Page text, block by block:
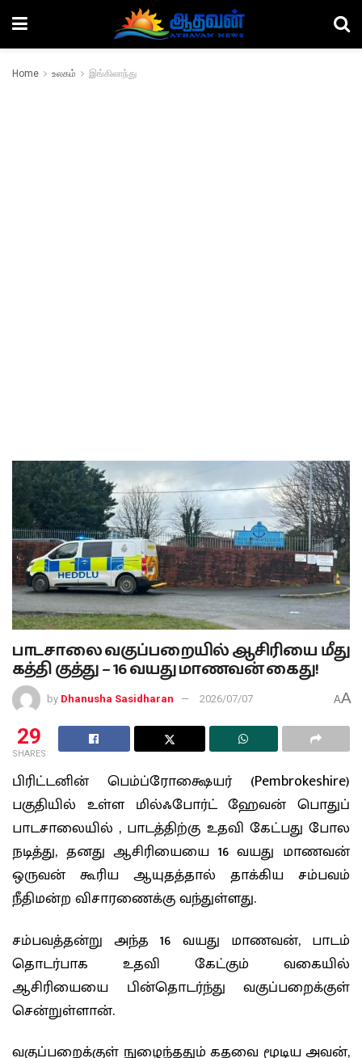
Home உலகம் இங்கிலாந்து
பாடசாலை வகுப்பறையில் ஆசிரியை மீது
கத்தி குத்து – 16 வயது மாணவன் கைது!
by Dhanusha Sasidharan 2026/07/07 AA
29
SHARES
பிரிட்டனின் பெம்ப்ரோக்ஷையர் (Pembrokeshire)
பகுதியில் உள்ள மில்ஃபோர்ட் ஹேவன் பொதுப்
பாடசாலையில் , பாடத்திற்கு உதவி கேட்பது போல
நடித்து, தனது ஆசிரியையை 16 வயது மாணவன்
ஒருவன் கூரிய ஆயுதத்தால் தாக்கிய சம்பவம்
நீதிமன்ற விசாரணைக்கு வந்துள்ளது.
சம்பவத்தன்று அந்த 16 வயது மாணவன், பாடம்
தொடர்பாக உதவி கேட்கும் வகையில்
ஆசிரியையை பின்தொடர்ந்து வகுப்பறைக்குள்
சென்றுள்ளான்.
வகுப்பறைக்குள் நுழைந்ததும் கதவை மூடிய அவன்,